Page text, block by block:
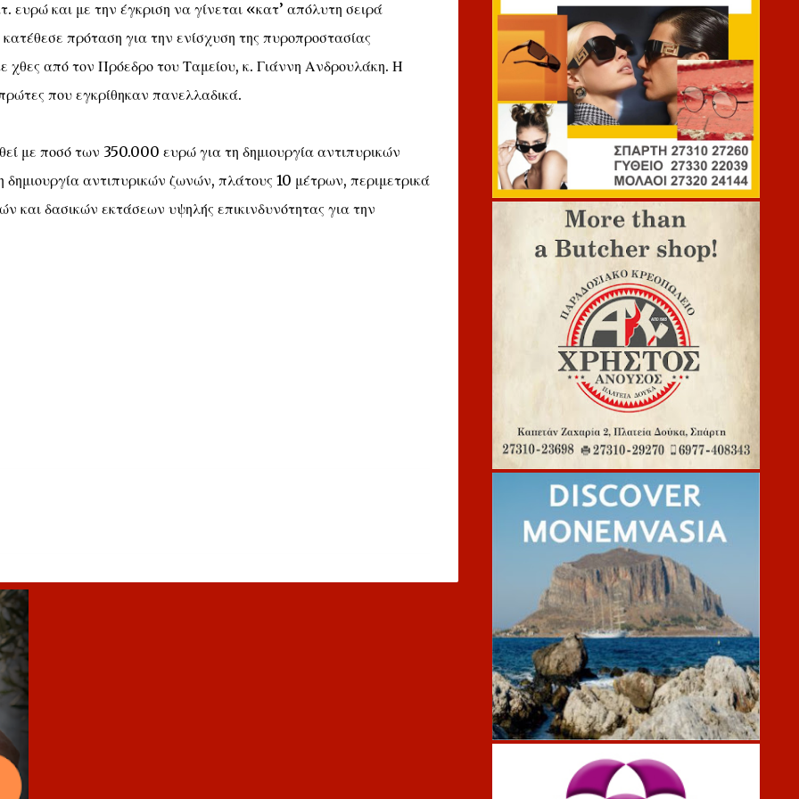
και με την έγκριση να γίνεται «κατ’ απόλυτη σειρά
πρόταση για την ενίσχυση της πυροπροστασίας
χθες από τον Πρόεδρο του Ταμείου, κ. Γιάννη Ανδρουλάκη. Η
που εγκρίθηκαν πανελλαδικά.
με ποσό των 350.000 ευρώ για τη δημιουργία αντιπυρικών
δημιουργία αντιπυρικών ζωνών, πλάτους 10 μέτρων, περιμετρικά
και δασικών εκτάσεων υψηλής επικινδυνότητας για την